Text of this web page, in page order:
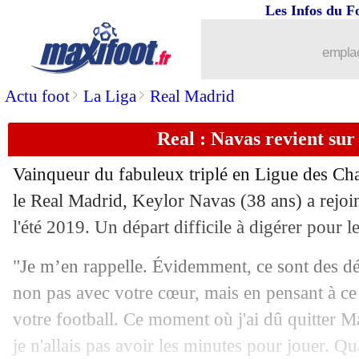
Actu foot> La Liga> Real Madrid
Les Infos du
Real : Navas revient
Vainqueur du fabuleux triplé en Ligue des
le Real Madrid, Keylor Navas (38 ans) a
l'été 2019. Un départ difficile à digérer pour
"Je m’en rappelle. Évidemment, ce sont des
non pas avec votre cœur, mais en pensant à
votre football. Ce moment où j'ai dû quitter
je n'allais pas avoir les minutes pour jouer.
ASSE-OL : les Lyonnais ont déposé
25/04 Roma: Ndicka affiche ses ambitions
Bayern: Hoeness rend hommage à
25/04 Esp.: les larmes de l'arbitre du
25/04 Bayern: Müller refuse une première
25/04 Real: Koeman prend la défense de
Man City : pas de CdM des clubs